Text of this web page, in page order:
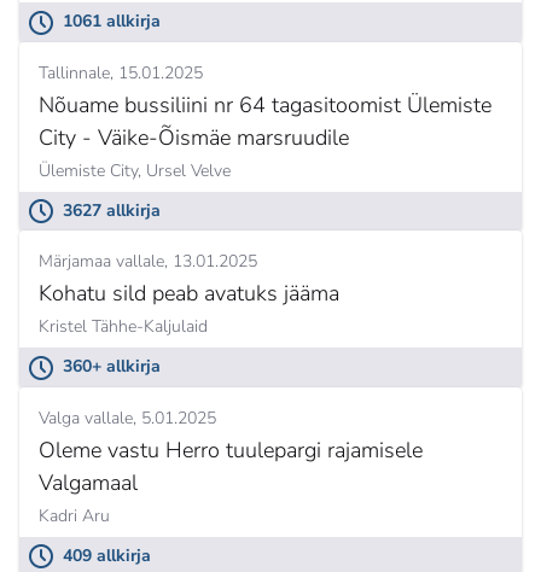
1061 allkirja
Tallinnale 15.01.2025
Nõuame bussiliini nr 64 tagasitoomist Ülemiste
City - Väike-Õismäe marsruudile
Ülemiste City, Ursel Velve
3627 allkirja
Märjamaa vallale 13.01.2025
Kohatu sild peab avatuks jääma
Kristel Tähhe-Kaljulaid
360+ allkirja
Valga vallale 5.01.2025
Oleme vastu Herro tuulepargi rajamisele
Valgamaal
Kadri Aru
409 allkirja